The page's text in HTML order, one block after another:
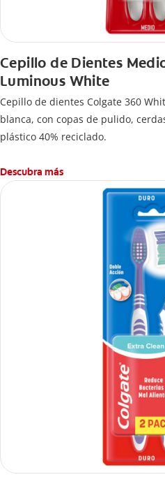
Cepillo de Dientes
Luminous White
Cepillo de dientes Colgate 360
blanca, con copas de pulido,
plástico 40% reciclado.
Descubra más